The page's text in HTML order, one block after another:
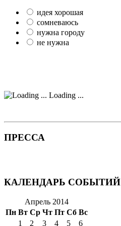
идея хорошая
сомневаюсь
нужна городу
не нужна
Loading ...
ПРЕССА
КАЛЕНДАРЬ СОБЫТИЙ
Апрель 2014
Пн Вт Ср Чт Пт Сб Вс
1
2 3 4 5 6